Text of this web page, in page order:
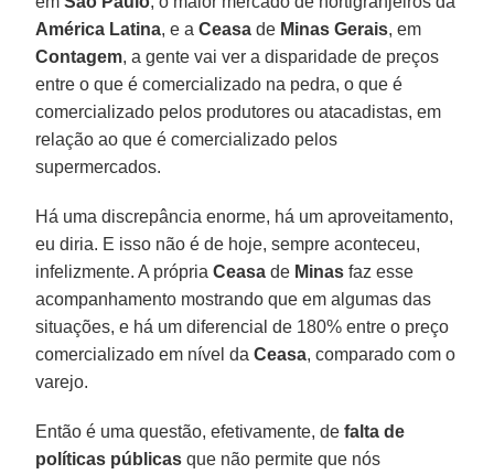
América Latina, e aCeasa de Minas Gerais, em
Contagem, a gente vai ver a disparidade de preços
entre o que é comercializado na pedra, o que é
comercializado pelos produtores ou atacadistas, em
relação ao que é comercializado pelos
supermercados.
Há uma discrepância enorme, há um aproveitamento,
eu diria. E isso não é de hoje, sempre aconteceu,
infelizmente. A própriaCeasa de Minas faz esse
acompanhamento mostrando que em algumas das
situações, e há um diferencial de 180% entre o preço
comercializado em nível daCeasa, comparado com o
varejo.
Então é uma questão, efetivamente, de falta de
políticas públicas que não permite que nós